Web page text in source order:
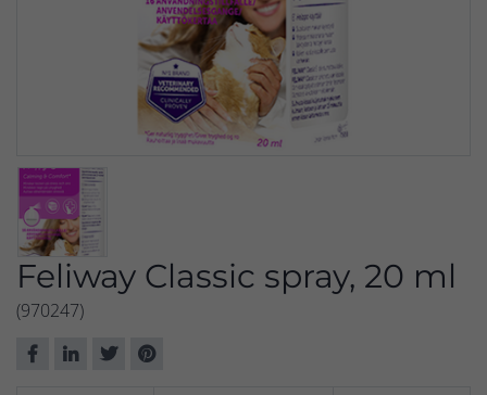
Feliway Classic spray, 20 ml
(970247)